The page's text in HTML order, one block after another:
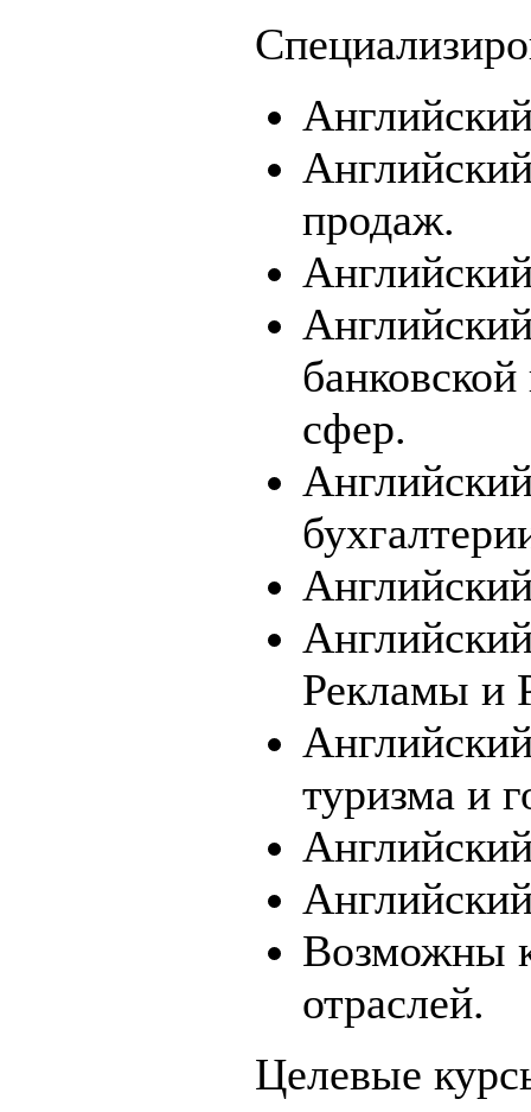
продаж.
сфер.
Рекламы и
туризма и
Возможны
отраслей.
Целевые